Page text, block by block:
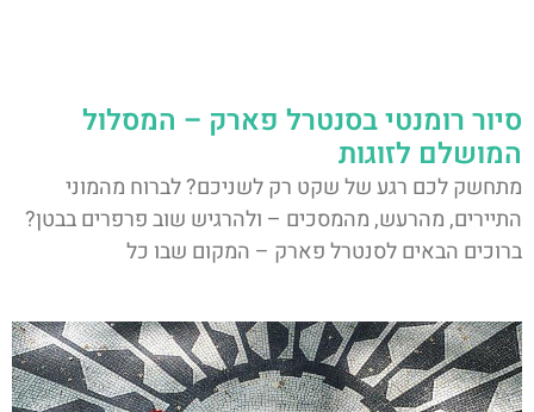
סיור רומנטי בסנטרל פארק – המסלול
המושלם לזוגות
מתחשק לכם רגע של שקט רק לשניכם? לברוח מהמוני
התיירים, מהרעש, מהמסכים – ולהרגיש שוב פרפרים בבטן?
ברוכים הבאים לסנטרל פארק – המקום שבו כל